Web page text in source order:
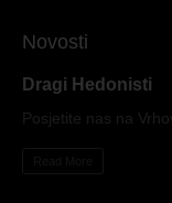
Novosti
Dragi Hedonisti
Posjetite nas na